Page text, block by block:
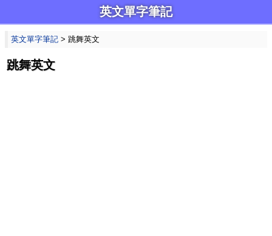
英文單字筆記
英文單字筆記 > 跳舞英文
跳舞英文